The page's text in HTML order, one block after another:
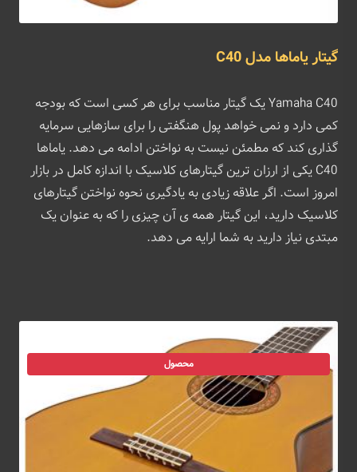
گیتار یاماها مدل C40
Yamaha C40 یک گیتار مناسب برای هر کسی است که بودجه
کمی دارد و نمی خواهد پول هنگفتی را برای سازهایی سرمایه
گذاری کند که مطمئن نیست به نواختن ادامه می دهد. یاماها
C40 یکی از ارزان ترین گیتارهای کلاسیک با اندازه کامل در بازار
امروز است. اگر علاقه زیادی به یادگیری نحوه نواختن گیتارهای
کلاسیک دارید، این گیتار همه ی آن چیزی را که به عنوان یک
مبتدی نیاز دارید به شما ارایه می دهد.
محصول